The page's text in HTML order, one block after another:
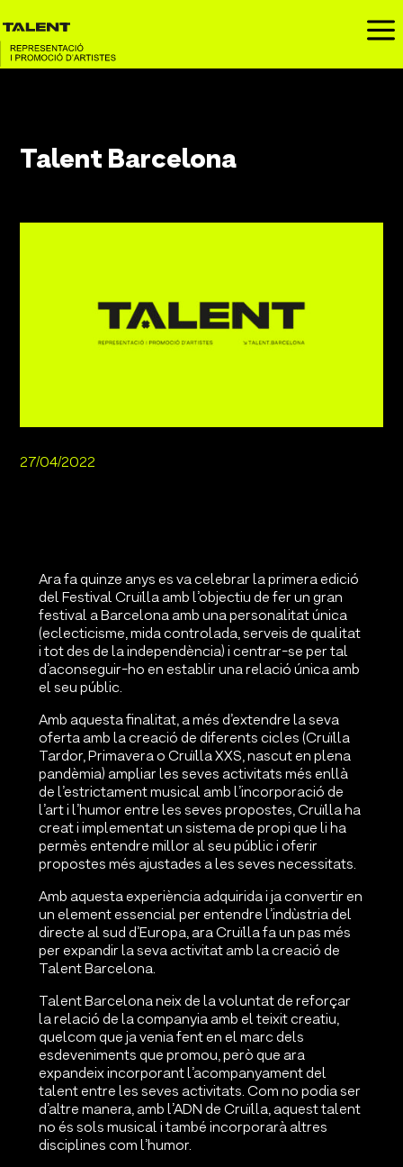
a
Talent Barcelona
27/04/2022
Ara fa quinze anys es va celebrar la primera edició
del Festival Cruïlla amb l’objectiu de fer un gran
festival a Barcelona amb una personalitat única
(eclecticisme, mida controlada, serveis de qualitat
i tot des de la independència) i centrar-se per tal
d’aconseguir-ho en establir una relació única amb
el seu públic.
Amb aquesta finalitat, a més d’extendre la seva
oferta amb la creació de diferents cicles (Cruïlla
Tardor, Primavera o Cruïlla XXS, nascut en plena
pandèmia) ampliar les seves activitats més enllà
de l’estrictament musical amb l’incorporació de
l’art i l’humor entre les seves propostes, Cruïlla ha
creat i implementat un sistema de propi que li ha
permès entendre millor al seu públic i oferir
propostes més ajustades a les seves necessitats.
Amb aquesta experiència adquirida i ja convertir en
un element essencial per entendre l’indùstria del
directe al sud d’Europa, ara Cruïlla fa un pas més
per expandir la seva activitat amb la creació de
Talent Barcelona.
Talent Barcelona neix de la voluntat de reforçar
la relació de la companyia amb el teixit creatiu,
quelcom que ja venia fent en el marc dels
esdeveniments que promou, però que ara
expandeix incorporant l’acompanyament del
talent entre les seves activitats. Com no podia ser
d’altre manera, amb l’ADN de Cruïlla, aquest talent
no és sols musical i també incorporarà altres
disciplines com l’humor.